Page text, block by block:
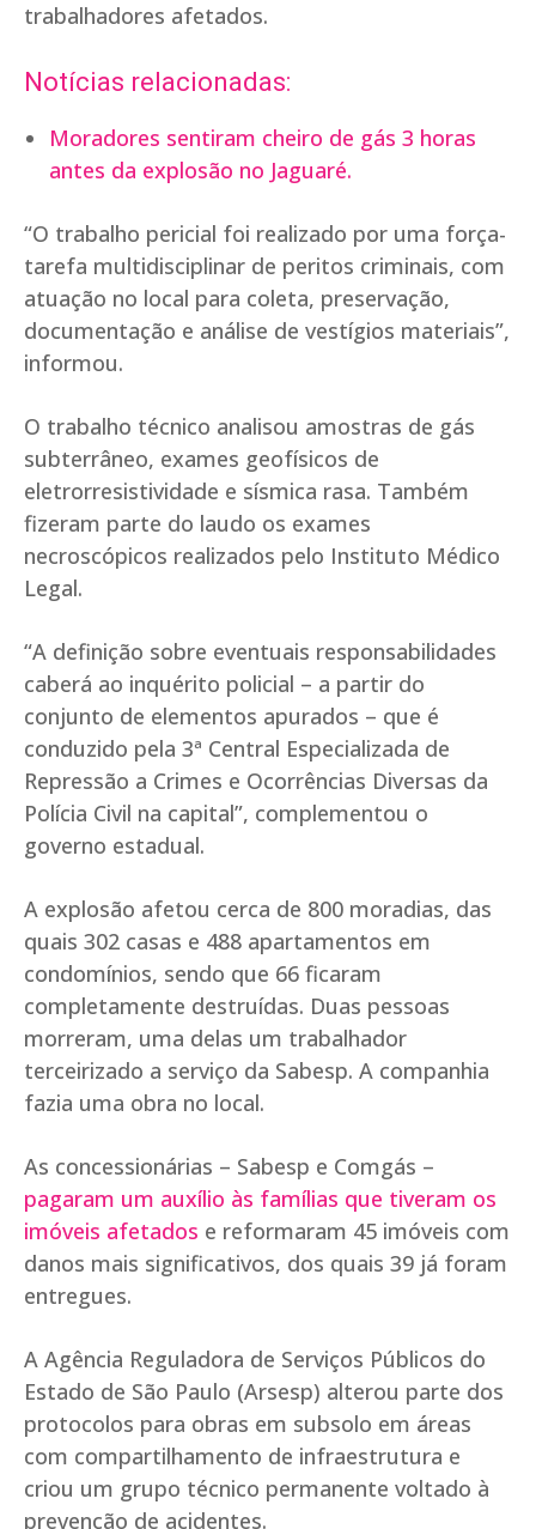
trabalhadores afetados.
Notícias relacionadas:
Moradores sentiram cheiro de gás 3 horas
antes da explosão no Jaguaré.
“O trabalho pericial foi realizado por uma força-
tarefa multidisciplinar de peritos criminais, com
atuação no local para coleta, preservação,
documentação e análise de vestígios materiais”,
informou.
O trabalho técnico analisou amostras de gás
subterrâneo, exames geofísicos de
eletrorresistividade e sísmica rasa. Também
fizeram parte do laudo os exames
necroscópicos realizados pelo Instituto Médico
Legal.
“A definição sobre eventuais responsabilidades
caberá ao inquérito policial – a partir do
conjunto de elementos apurados – que é
conduzido pela 3ª Central Especializada de
Repressão a Crimes e Ocorrências Diversas da
Polícia Civil na capital”, complementou o
governo estadual.
A explosão afetou cerca de 800 moradias, das
quais 302 casas e 488 apartamentos em
condomínios, sendo que 66 ficaram
completamente destruídas. Duas pessoas
morreram, uma delas um trabalhador
terceirizado a serviço da Sabesp. A companhia
fazia uma obra no local.
As concessionárias – Sabesp e Comgás –
pagaram um auxílio às famílias que tiveram os
imóveis afetados e reformaram 45 imóveis com
danos mais significativos, dos quais 39 já foram
entregues.
A Agência Reguladora de Serviços Públicos do
Estado de São Paulo (Arsesp) alterou parte dos
protocolos para obras em subsolo em áreas
com compartilhamento de infraestrutura e
criou um grupo técnico permanente voltado à
prevenção de acidentes.